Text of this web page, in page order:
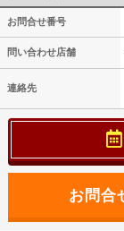
お問合せ番号
問い合わせ店舗
連絡先